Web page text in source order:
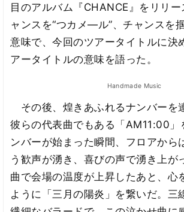
目のアルバム『CHANCE』をリリ
ャンスを“つカメ―ル”、チャンスを
意味で、今回のツアータイトルに決
アータイトルの意味を語った。
Handmade Music
その後、煌きあふれるナンバーを
彼らの代表曲でもある「AM11:00」
ンバーが始まった瞬間、フロアから
う歓声が湧き、喜びの声で湧き上が
曲で会場の温度が上昇したあと、心
ように「三月の陽炎」を繋いだ。三